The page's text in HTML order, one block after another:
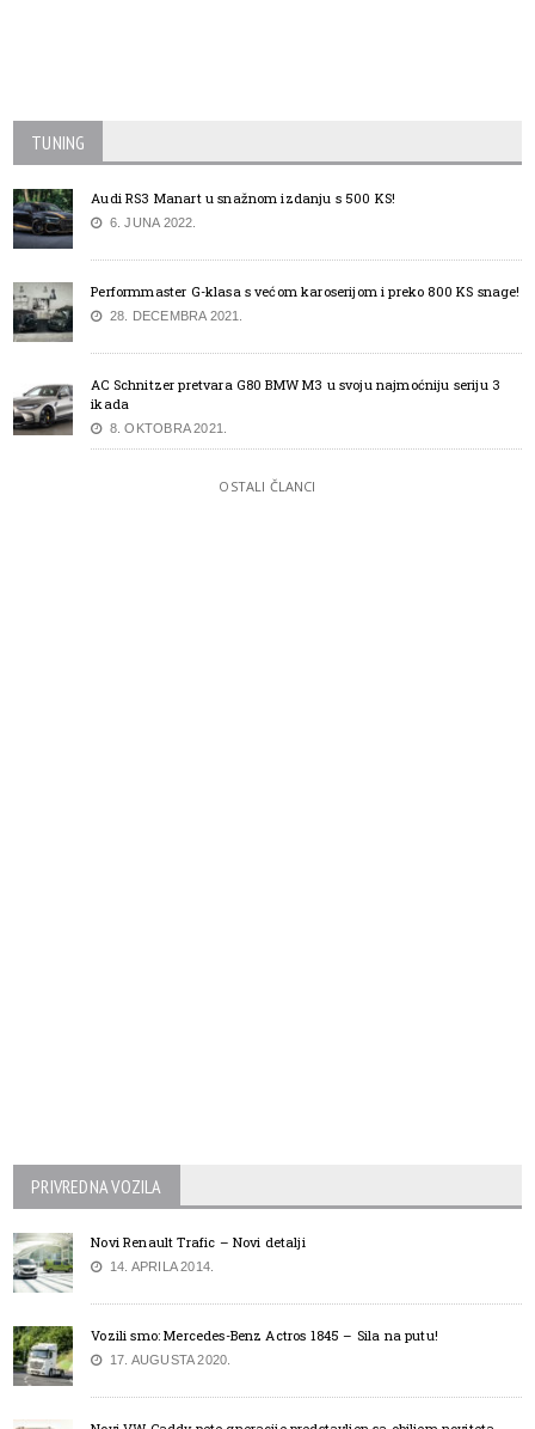
TUNING
Audi RS3 Manart u snažnom izdanju s 500 KS!
6. JUNA 2022.
Performmaster G-klasa s većom karoserijom i preko 800 KS snage!
28. DECEMBRA 2021.
AC Schnitzer pretvara G80 BMW M3 u svoju najmoćniju seriju 3
ikada
8. OKTOBRA 2021.
OSTALI ČLANCI
PRIVREDNA VOZILA
Novi Renault Trafic – Novi detalji
14. APRILA 2014.
Vozili smo: Mercedes-Benz Actros 1845 – Sila na putu!
17. AUGUSTA 2020.